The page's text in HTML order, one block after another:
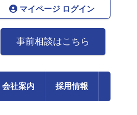
マイページ ログイン
事前相談はこちら
会社案内 採用情報